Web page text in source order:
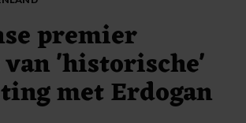
premier
'historische'
met Erdogan